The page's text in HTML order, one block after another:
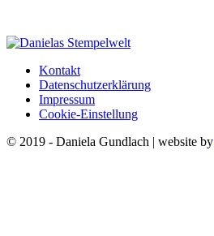
Kontakt
Datenschutzerklärung
Impressum
Cookie-Einstellung
© 2019 - Daniela Gundlach | website by